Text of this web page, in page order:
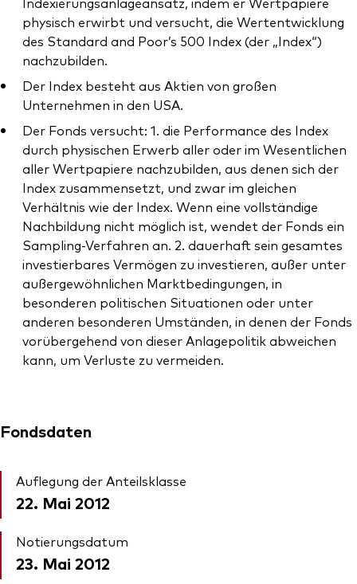
Ressourcen
Marktvolatilität
Research
Anbieterliste
Vanguard Modellportfolios
Vanguard Beratungsstudie
physisch erwirbt und versucht, die Wertentwicklung
des Standard and Poor’s 500 Index (der „Index“)
nachzubilden.
Der Index besteht aus Aktien von großen
Unternehmen in den USA.
Der Fonds versucht: 1. die Performance des Index
durch physischen Erwerb aller oder im Wesentlichen
aller Wertpapiere nachzubilden, aus denen sich der
Index zusammensetzt, und zwar im gleichen
Verhältnis wie der Index. Wenn eine vollständige
Nachbildung nicht möglich ist, wendet der Fonds ein
Sampling-Verfahren an. 2. dauerhaft sein gesamtes
investierbares Vermögen zu investieren, außer unter
außergewöhnlichen Marktbedingungen, in
besonderen politischen Situationen oder unter
anderen besonderen Umständen, in denen der Fonds
vorübergehend von dieser Anlagepolitik abweichen
kann, um Verluste zu vermeiden.
Fondsdaten
Auflegung der Anteilsklasse
22. Mai 2012
Notierungsdatum
23. Mai 2012